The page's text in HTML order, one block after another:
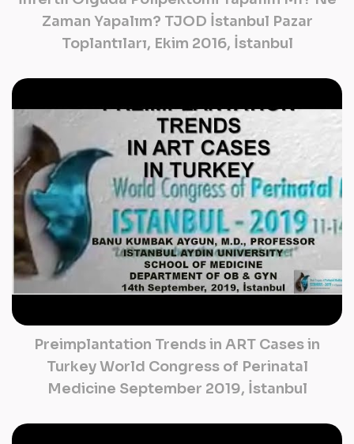
Zaman Yapalım? TJOD İstanbul Pazar
Toplantıları, Ekim 2016, İstanbul
Preimplantation Trends in ART Cases in
Turkey World Congress of Perinatal
Medicine September 2019, İstanbul